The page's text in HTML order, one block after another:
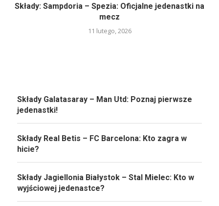
Składy: Sampdoria – Spezia: Oficjalne jedenastki na
mecz
11 lutego, 2026
Składy Galatasaray – Man Utd: Poznaj pierwsze
jedenastki!
Składy Real Betis – FC Barcelona: Kto zagra w
hicie?
Składy Jagiellonia Białystok – Stal Mielec: Kto w
wyjściowej jedenastce?